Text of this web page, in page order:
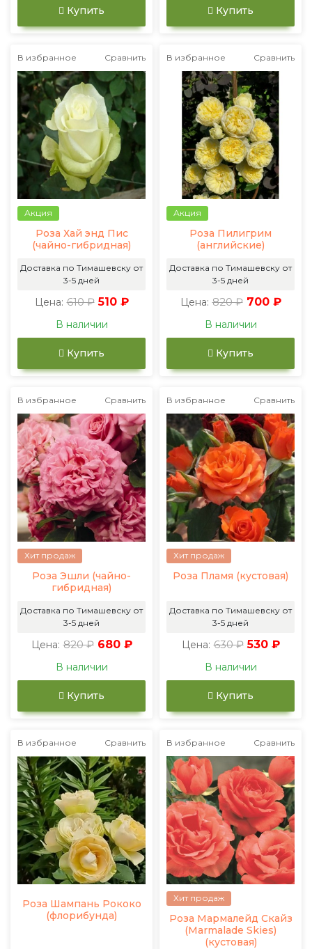
Купить Купить
В избранное Сравнить
Акция
Роза Хай энд Пис
(чайно-гибридная)
Доставка по Тимашевску от
3-5 дней
Цена: 610 ₽ 510 ₽
В наличии
Купить
В избранное Сравнить
Акция
Роза Пилигрим
(английские)
Доставка по Тимашевску от
3-5 дней
Цена: 820 ₽ 700 ₽
В наличии
Купить
В избранное Сравнить
Хит продаж
Роза Эшли (чайно-
гибридная)
Доставка по Тимашевску от
3-5 дней
Цена: 820 ₽ 680 ₽
В наличии
Купить
В избранное Сравнить
Хит продаж
Роза Пламя (кустовая)
Доставка по Тимашевску от
3-5 дней
Цена: 630 ₽ 530 ₽
В наличии
Купить
В избранное Сравнить
Роза Шампань Рококо
(флорибунда)
В избранное Сравнить
Хит продаж
Роза Мармалейд Скайз
(Marmalade Skies)
(кустовая)